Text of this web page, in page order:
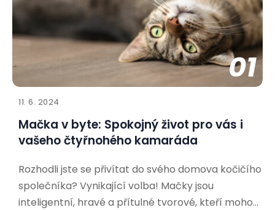
01
11. 6. 2024
Mačka v byte: Spokojný život pro vás i
vašeho čtyřnohého kamaráda
Rozhodli jste se přivítat do svého domova kočičího
společníka? Vynikající volba! Mačky jsou
inteligentní, hravé a přítulné tvorové, kteří mohou